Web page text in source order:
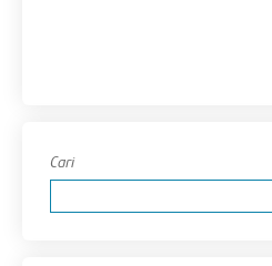
Cari